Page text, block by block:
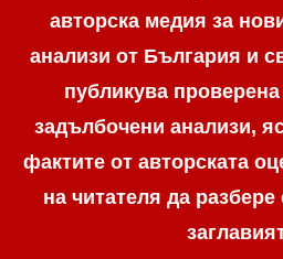
авторска медия за
анализи от България и
публикува
задълбочени анализи,
фактите от авторската
на читателя да